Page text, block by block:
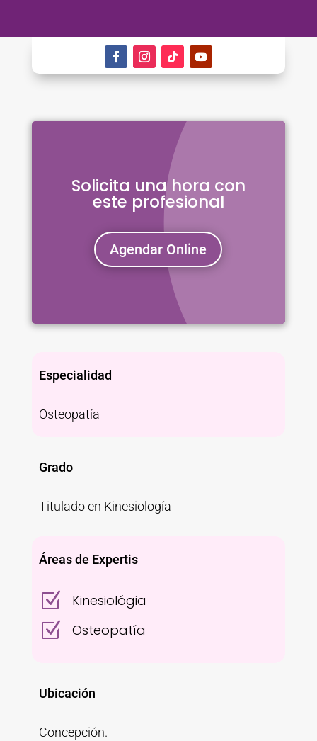
Solicita una hora con
este profesional
Agendar Online
Especialidad
Osteopatía
Grado
Titulado en Kinesiología
Áreas de Expertis
Z Kinesiológia
Z Osteopatía
Ubicación
Concepción.